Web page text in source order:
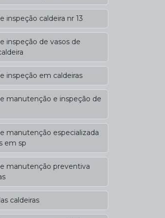
inspeção caldeira nr 13
inspeção de vasos de
inspeção em caldeiras
manutenção e inspeção de
manutenção especializada
em sp
manutenção preventiva
caldeiras